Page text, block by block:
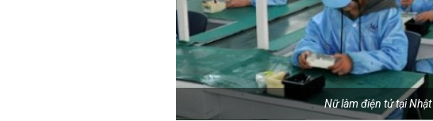
Nữ làm điện tử tại Nhật